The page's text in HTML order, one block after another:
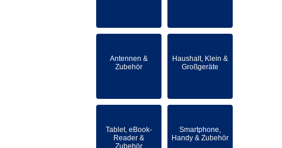
Antennen &
Zubehör
Haushalt, Klein &
Großgeräte
Tablet, eBook-
Reader &
Zubehör
Smartphone,
Handy & Zubehör